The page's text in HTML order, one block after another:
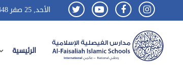
الأحد, 25 صفر 1448هـ الموافق
الرئيسية